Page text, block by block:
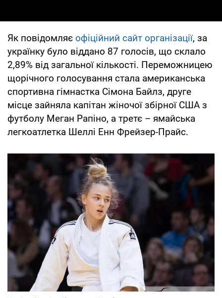
Як повідомляє офіційний сайт організації, за
українку було віддано 87 голосів, що склало
2,89% від загальної кількості. Переможницею
щорічного голосування стала американська
спортивна гімнастка Сімона Байлз, друге
місце зайняла капітан жіночої збірної США з
футболу Меган Рапіно, а третє – ямайська
легкоатлетка Шеллі Енн Фрейзер-Прайс.